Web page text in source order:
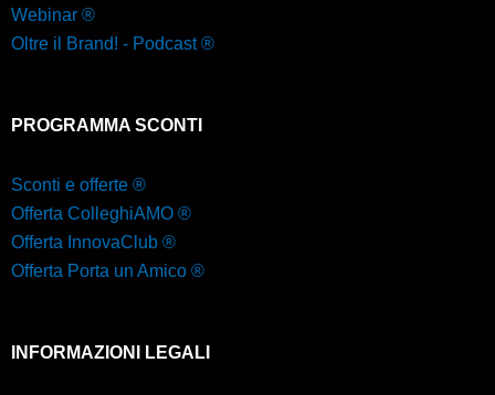
Webinar ®
Oltre il Brand! - Podcast ®
PROGRAMMA SCONTI
Sconti e offerte ®
Offerta ColleghiAMO ®
Offerta InnovaClub ®
Offerta Porta un Amico ®
INFORMAZIONI LEGALI